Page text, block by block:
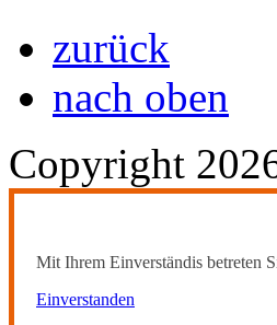
zurück
nach oben
Copyright
Mit Ihrem Einverständis betreten
Einverstanden